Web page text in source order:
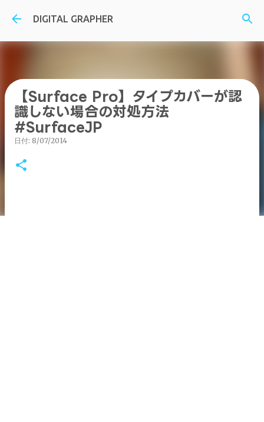
スキップしてメイン コンテンツに移動
DIGITAL GRAPHER
【Surface Pro】タイプカバーが認
識しない場合の対処方法
#SurfaceJP
日付: 8/07/2014